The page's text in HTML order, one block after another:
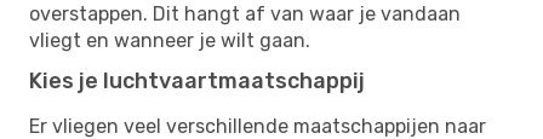
overstappen. Dit hangt af van waar je vandaan
vliegt en wanneer je wilt gaan.
Kies je luchtvaartmaatschappij
Er vliegen veel verschillende maatschappijen naar